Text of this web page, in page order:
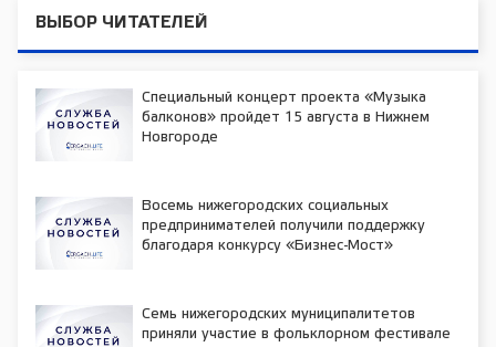
ВЫБОР ЧИТАТЕЛЕЙ
Специальный концерт проекта «Музыка
балконов» пройдет 15 августа в Нижнем
Новгороде
Восемь нижегородских социальных
предпринимателей получили поддержку
благодаря конкурсу «Бизнес-Мост»
Семь нижегородских муниципалитетов
приняли участие в фольклорном фестивале